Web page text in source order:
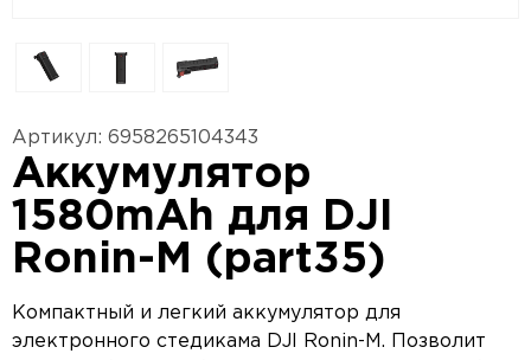
Артикул: 6958265104343
Аккумулятор
1580mAh для DJI
Ronin-M (part35)
Компактный и легкий аккумулятор для
электронного стедикама DJI Ronin-M. Позволит